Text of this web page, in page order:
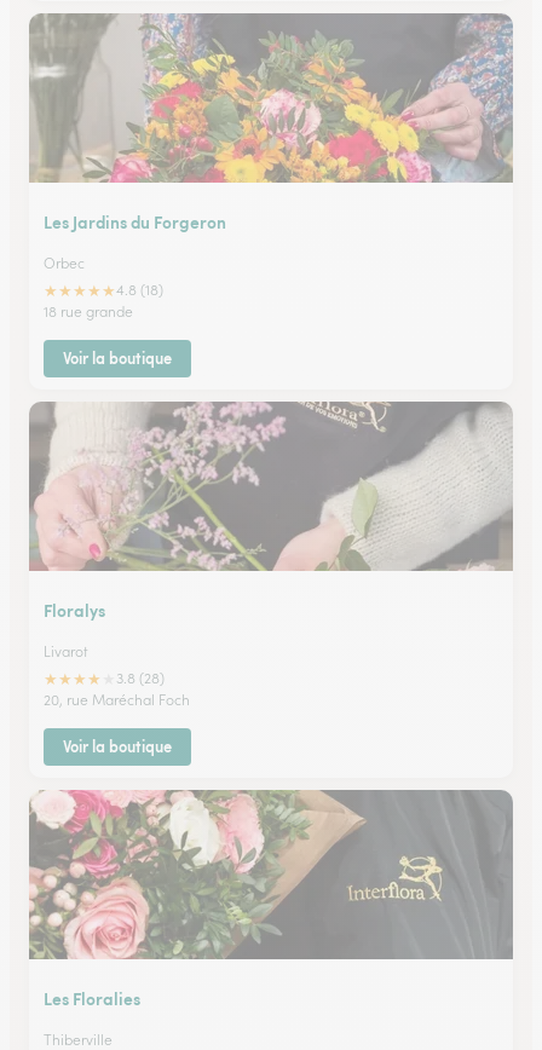
Les Jardins du Forgeron
Orbec
★★★★★4.8 (18)
18 rue grande
Voir la boutique
Floralys
Livarot
★★★★
3.8 (28)
20, rue Maréchal Foch
Voir la boutique
Les Floralies
Thiberville